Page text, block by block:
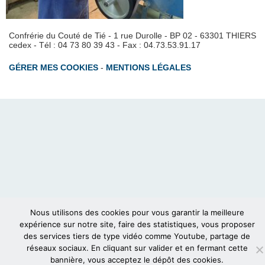
Confrérie du Couté de Tié - 1 rue Durolle - BP 02 - 63301 THIERS
cedex - Tél : 04 73 80 39 43 - Fax : 04.73.53.91.17
GÉRER MES COOKIES - MENTIONS LÉGALES
Nous utilisons des cookies pour vous garantir la meilleure
expérience sur notre site, faire des statistiques, vous proposer
des services tiers de type vidéo comme Youtube, partage de
réseaux sociaux. En cliquant sur valider et en fermant cette
bannière, vous acceptez le dépôt des cookies.